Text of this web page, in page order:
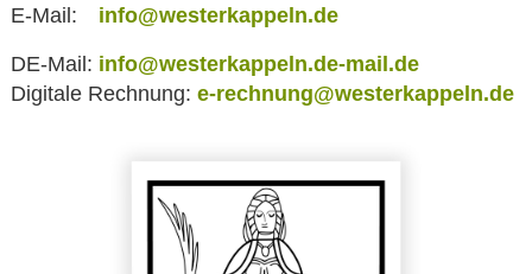
E-Mail:
info@westerkappeln.de
DE-Mail: info@westerkappeln.de-mail.de
Digitale Rechnung: e-rechnung@westerkappeln.de